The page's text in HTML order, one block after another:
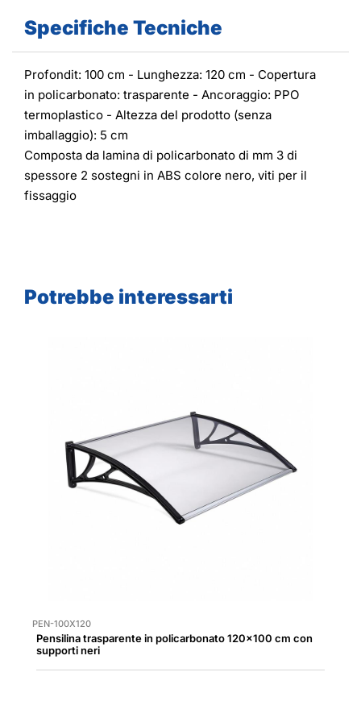
Specifiche Tecniche
Profondit: 100 cm - Lunghezza: 120 cm - Copertura
in policarbonato: trasparente - Ancoraggio: PPO
termoplastico - Altezza del prodotto (senza
imballaggio): 5 cm
Composta da lamina di policarbonato di mm 3 di
spessore 2 sostegni in ABS colore nero, viti per il
fissaggio
Potrebbe interessarti
PEN-100X120
Pensilina trasparente in policarbonato 120x100 cm con
supporti neri